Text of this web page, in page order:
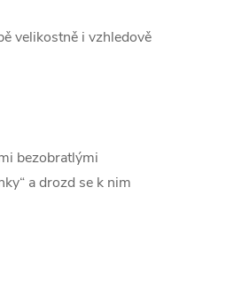
velikostně i vzhledově
bezobratlými
a drozd se k nim